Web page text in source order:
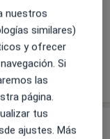
nuestros
similares)
y ofrecer
Si
las
página.
tus
ajustes. Más